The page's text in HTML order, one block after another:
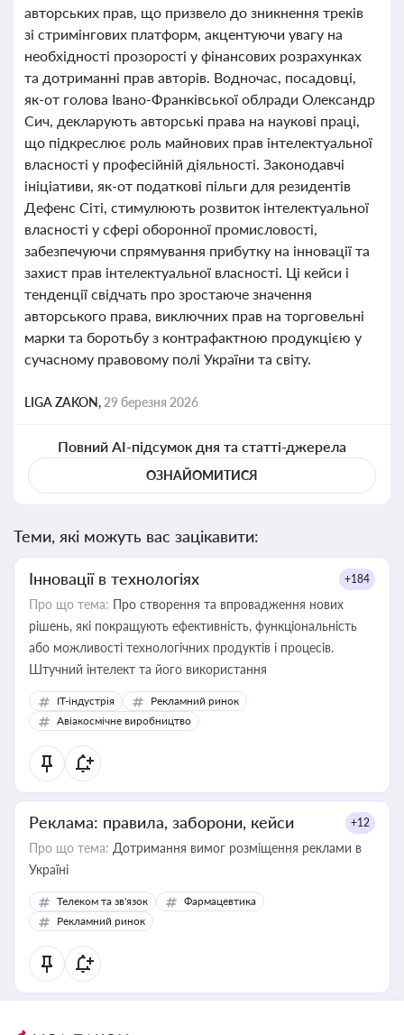
авторських прав, що призвело до зникнення треків
зі стримінгових платформ, акцентуючи увагу на
необхідності прозорості у фінансових розрахунках
та дотриманні прав авторів. Водночас, посадовці,
як-от голова Івано-Франківської облради Олександр
Сич, декларують авторські права на наукові праці,
що підкреслює роль майнових прав інтелектуальної
власності у професійній діяльності. Законодавчі
ініціативи, як-от податкові пільги для резидентів
Дефенс Сіті, стимулюють розвиток інтелектуальної
власності у сфері оборонної промисловості,
забезпечуючи спрямування прибутку на інновації та
захист прав інтелектуальної власності. Ці кейси і
тенденції свідчать про зростаюче значення
авторського права, виключних прав на торговельні
марки та боротьбу з контрафактною продукцією у
сучасному правовому полі України та світу.
LIGA ZAKON, 29 березня 2026
Повний AI-підсумок дня та статті-джерела
ОЗНАЙОМИТИСЯ
Теми, які можуть вас зацікавити:
Інновації в технологіях +184
Про що тема: Про створення та впровадження нових
рішень, які покращують ефективність, функціональність
або можливості технологічних продуктів і процесів.
Штучний інтелект та його використання
IT-індустрія
Рекламний ринок
Авіакосмічне виробництво
Реклама: правила, заборони, кейси +12
Про що тема: Дотримання вимог розміщення реклами в
Україні
Телеком та зв'язок
Фармацевтика
Рекламний ринок